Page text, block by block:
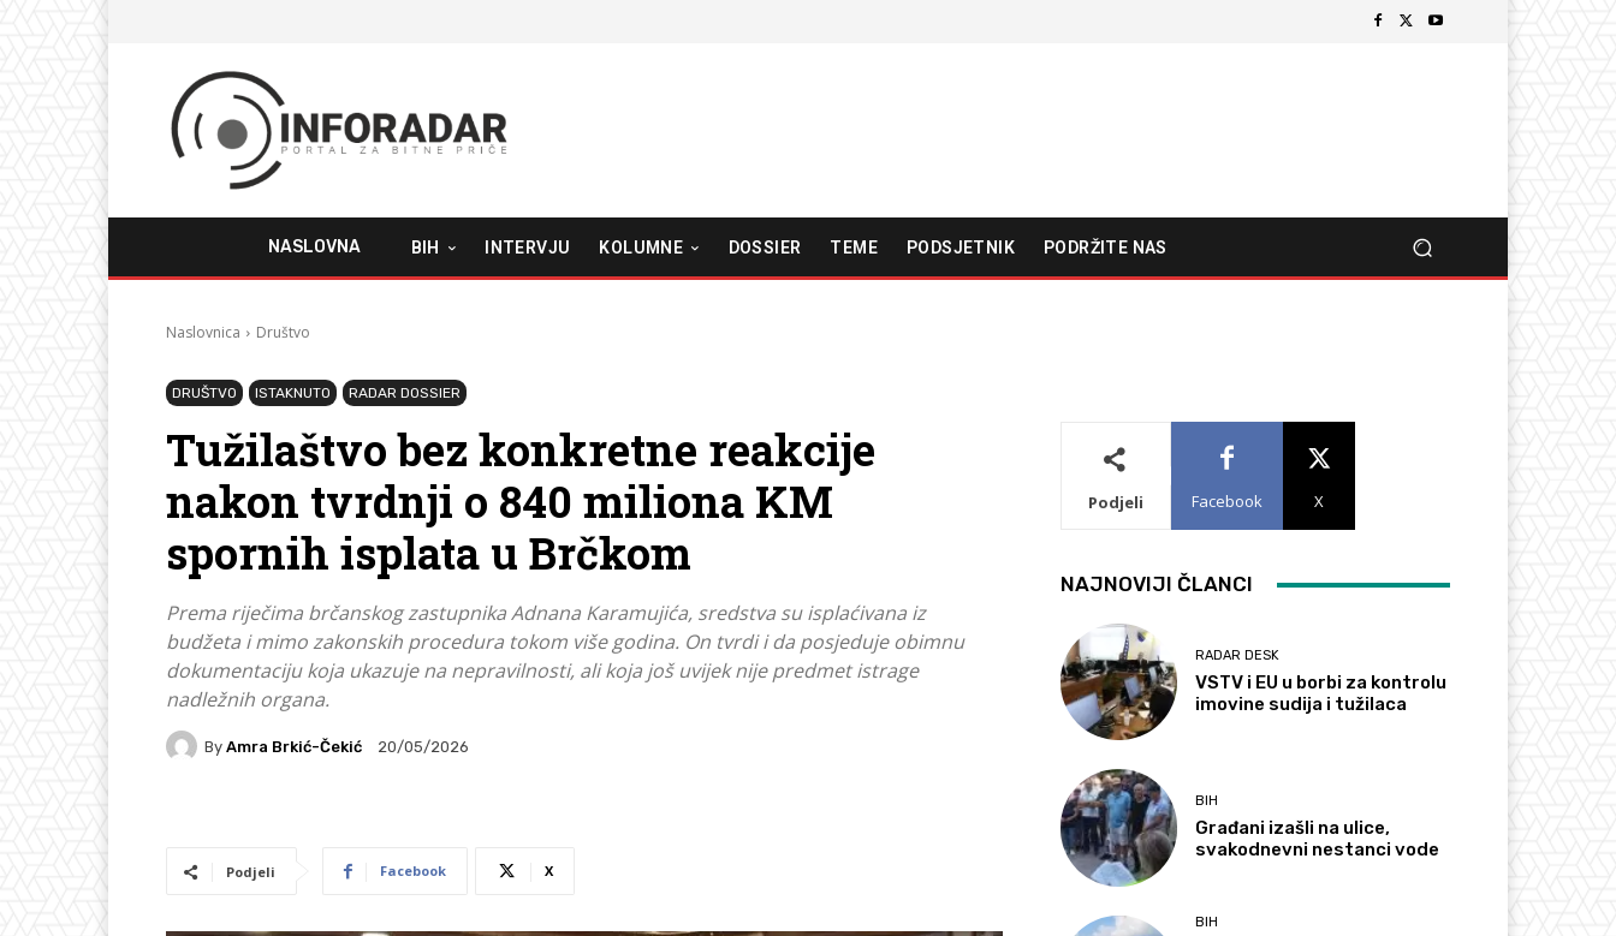
NASLOVNA BIH INTERVJU KOLUMNE DOSSIER TEME PODSJETNIK PODRŽITE NAS
Naslovnica Društvo
DRUŠTVO ISTAKNUTO RADAR DOSSIER
Tužilaštvo bez konkretne reakcije
nakon tvrdnji o 840 miliona KM
spornih isplata u Brčkom
Prema riječima brčanskog zastupnika Adnana Karamujića, sredstva su isplaćivana iz
budžeta i mimo zakonskih procedura tokom više godina. On tvrdi i da posjeduje obimnu
dokumentaciju koja ukazuje na nepravilnosti, ali koja još uvijek nije predmet istrage
nadležnih organa.
By Amra Brkić-Čekić 20/05/2026
Podjeli Facebook X
Podjeli Facebook X
NAJNOVIJI ČLANCI
RADAR DESK
VSTV i EU u borbi za kontrolu
imovine sudija i tužilaca
BIH
Građani izašli na ulice,
svakodnevni nestanci vode
BIH